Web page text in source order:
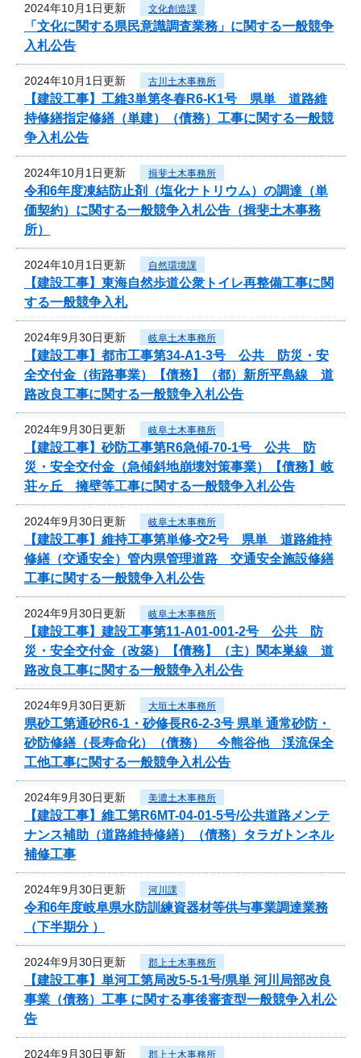
2024年10月1日更新 文化創造課
「文化に関する県民意識調査業務」に関する一般競争
入札公告
2024年10月1日更新 古川土木事務所
【建設工事】工維3単第冬春R6-K1号 県単 道路維
持修繕指定修繕（単建）（債務）工事に関する一般競
争入札公告
2024年10月1日更新 揖斐土木事務所
令和6年度凍結防止剤（塩化ナトリウム）の調達（単
価契約）に関する一般競争入札公告（揖斐土木事務
所）
2024年10月1日更新 自然環境課
【建設工事】東海自然歩道公衆トイレ再整備工事に関
する一般競争入札
2024年9月30日更新 岐阜土木事務所
【建設工事】都市工事第34-A1-3号 公共 防災・安
全交付金（街路事業）【債務】（都）新所平島線 道
路改良工事に関する一般競争入札公告
2024年9月30日更新 岐阜土木事務所
【建設工事】砂防工事第R6急傾-70-1号 公共 防
災・安全交付金（急傾斜地崩壊対策事業）【債務】岐
荘ヶ丘 擁壁等工事に関する一般競争入札公告
2024年9月30日更新 岐阜土木事務所
【建設工事】維持工事第単修-交2号 県単 道路維持
修繕（交通安全）管内県管理道路 交通安全施設修繕
工事に関する一般競争入札公告
2024年9月30日更新 岐阜土木事務所
【建設工事】建設工事第11-A01-001-2号 公共 防
災・安全交付金（改築）【債務】（主）関本巣線 道
路改良工事に関する一般競争入札公告
2024年9月30日更新 大垣土木事務所
県砂工第通砂R6-1・砂修長R6-2-3号 県単 通常砂防・
砂防修繕（長寿命化）（債務） 今熊谷他 渓流保全
工他工事に関する一般競争入札公告
2024年9月30日更新 美濃土木事務所
【建設工事】維工第R6MT-04-01-5号/公共道路メンテ
ナンス補助（道路維持修繕）（債務）タラガトンネル
補修工事
2024年9月30日更新 河川課
令和6年度岐阜県水防訓練資器材等供与事業調達業務
（下半期分 ）
2024年9月30日更新 郡上土木事務所
【建設工事】単河工第局改5-5-1号/県単 河川局部改良
事業（債務）工事 に関する事後審査型一般競争入札公
告
2024年9月30日更新 郡上土木事務所